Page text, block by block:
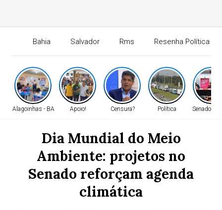
Bahia Salvador Rms Resenha Política
Alagoinhas - BA Apoio! Censura? Política Senado
Dia Mundial do Meio
Ambiente: projetos no
Senado reforçam agenda
climática